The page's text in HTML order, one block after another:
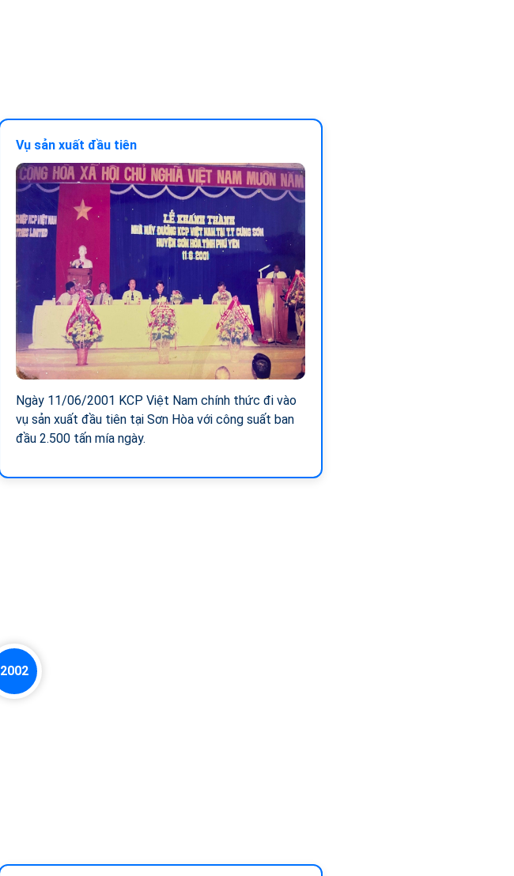
Vụ sản xuất đầu tiên
Ngày 11/06/2001 KCP Việt Nam chính thức đi vào
vụ sản xuất đầu tiên tại Sơn Hòa với công suất ban
đầu 2.500 tấn mía ngày.
2002